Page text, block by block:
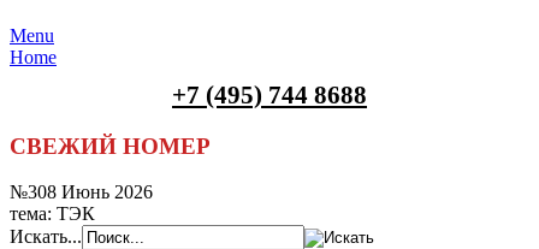
Menu
Home
+7 (495) 744 8688
СВЕЖИЙ НОМЕР
№308 Июнь 2026
тема: ТЭК
Искать...